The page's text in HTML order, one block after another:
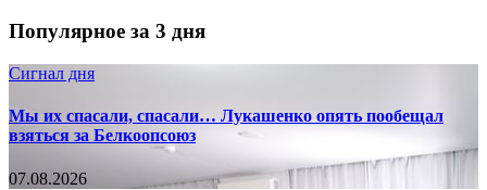
Популярное за 3 дня
Сигнал дня
Мы их спасали, спасали… Лукашенко опять пообещал
взяться за Белкоопсоюз
07.08.2026